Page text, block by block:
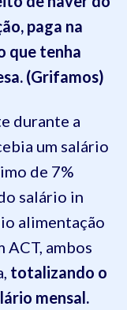
paga na
que tenha
(Grifamos)
durante a
um salário
de 7%
salário in
alimentação
ACT, ambos
totalizando o
mensal.